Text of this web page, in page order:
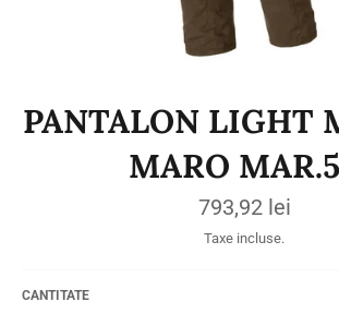
PANTALON LIGHT
MARO
Preț
obișnuit
793,92 lei
Taxe incluse.
CANTITATE